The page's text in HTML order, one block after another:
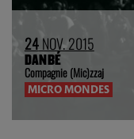
24NOV. 2015
DANBÉ
Compagnie (Mic)zzaj
MICRO MONDES